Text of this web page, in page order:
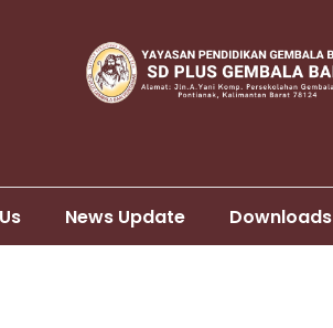
News Update Downloads